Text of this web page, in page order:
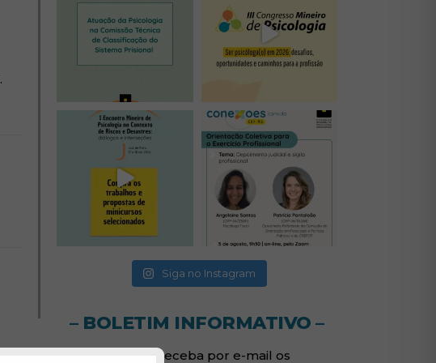
.
(abre em nova janela) (abre em nova janela)
Siga no Instagram(abre em nova janela)
– BOLETIM INFORMATIVO –
Assine e receba por e-mail os